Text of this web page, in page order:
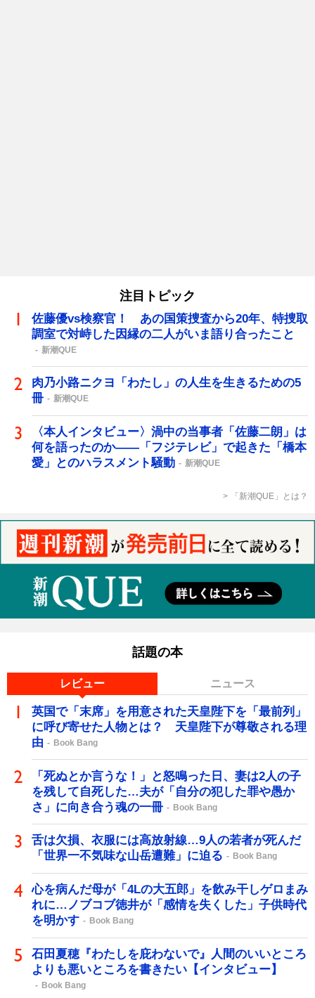
注目トピック
佐藤優vs検察官！ あの国策捜査から20年、特捜取
調室で対峙した因縁の二人がいま語り合ったこと
新潮QUE
肉乃小路ニクヨ「わたし」の人生を生きるための5
冊
新潮QUE
〈本人インタビュー〉渦中の当事者「佐藤二朗」は
何を語ったのか――「フジテレビ」で起きた「橋本
愛」とのハラスメント騒動
新潮QUE
「新潮QUE」とは？
話題の本
レビュー ニュース
英国で「末席」を用意された天皇陛下を「最前列」
に呼び寄せた人物とは？ 天皇陛下が尊敬される理
由
Book Bang
「死ぬとか言うな！」と怒鳴った日、妻は2人の子
を残して自死した…夫が「自分の犯した罪や愚か
さ」に向き合う魂の一冊
Book Bang
舌は欠損、衣服には高放射線…9人の若者が死んだ
「世界一不気味な山岳遭難」に迫る
Book Bang
心を病んだ母が「4Lの大五郎」を飲み干しゲロまみ
れに…ノブコブ徳井が「感情を失くした」子供時代
を明かす
Book Bang
石田夏穂『わたしを庇わないで』人間のいいところ
よりも悪いところを書きたい【インタビュー】
Book Bang